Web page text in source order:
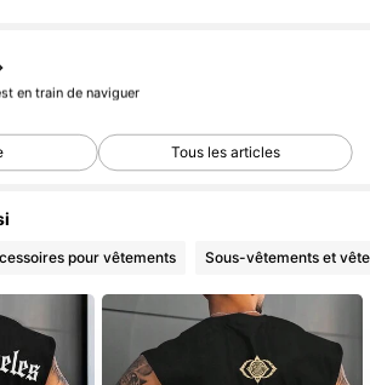
en train de naviguer
Tous les articles
pour vêtements Sous-vêtements et